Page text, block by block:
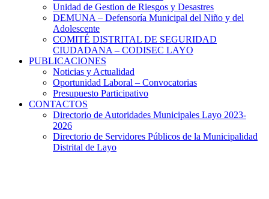
Unidad de Gestion de Riesgos y Desastres
DEMUNA – Defensoría Municipal del Niño y del
Adolescente
COMITÉ DISTRITAL DE SEGURIDAD
CIUDADANA – CODISEC LAYO
PUBLICACIONES
Noticias y Actualidad
Oportunidad Laboral – Convocatorias
Presupuesto Participativo
CONTACTOS
Directorio de Autoridades Municipales Layo 2023-
2026
Directorio de Servidores Públicos de la Municipalidad
Distrital de Layo